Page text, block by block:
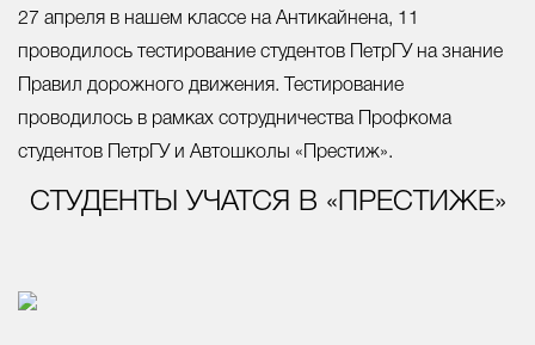
27 апреля в нашем классе на Антикайнена, 11
проводилось тестирование студентов ПетрГУ на знание
Правил дорожного движения. Тестирование
проводилось в рамках сотрудничества Профкома
студентов ПетрГУ и Автошколы «Престиж».
СТУДЕНТЫ УЧАТСЯ В «ПРЕСТИЖЕ»